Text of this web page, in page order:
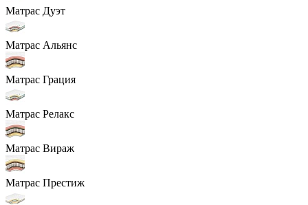
Матрас Дуэт
Матрас Альянс
Матрас Грация
Матрас Релакс
Матрас Вираж
Матрас Престиж